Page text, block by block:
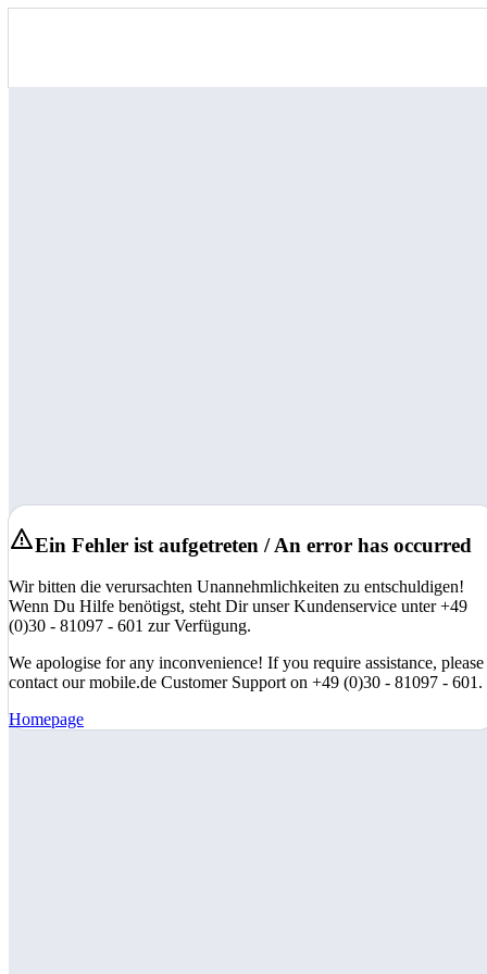
Ein Fehler ist aufgetreten / An error has occurred
Wir bitten die verursachten Unannehmlichkeiten zu entschuldigen!
Wenn Du Hilfe benötigst, steht Dir unser Kundenservice unter +49
(0)30 - 81097 - 601 zur Verfügung.
We apologise for any inconvenience! If you require assistance, please
contact our mobile.de Customer Support on +49 (0)30 - 81097 - 601.
Homepage